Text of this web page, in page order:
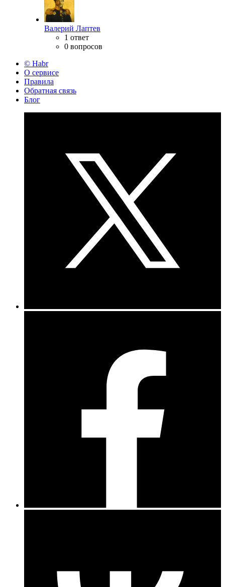
Валерий Лаптев
1 ответ
0 вопросов
© Habr
О сервисе
Правила
Обратная связь
Блог